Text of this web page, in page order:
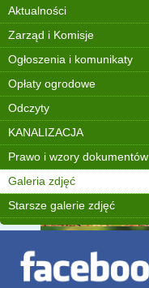
Aktualności
Zarząd i Komisje
Ogłoszenia i komunikaty
Opłaty ogrodowe
Odczyty
KANALIZACJA
Prawo i wzory dokumentów
Galeria zdjęć
Starsze galerie zdjęć